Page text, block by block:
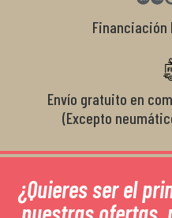
Financiación
Envío gratuito en
(Excepto
¿Quieres ser el